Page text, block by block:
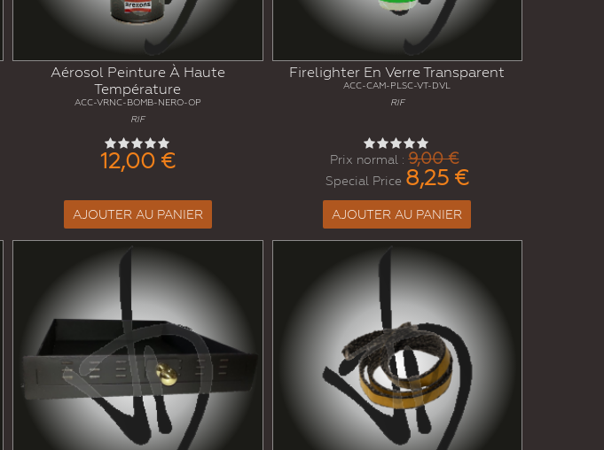
Aérosol Peinture À Haute
Température
ACC-VRNC-BOMB-NERO-OP
RIF
12,00 €
AJOUTER AU PANIER
Firelighter En Verre Transparent
ACC-CAM-PLSC-VT-DVL
RIF
Prix normal : 9,00 €
Special Price 8,25 €
AJOUTER AU PANIER